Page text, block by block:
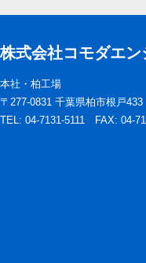
株式会社コモダエ
本社・柏工場
〒277-0831 千葉県柏市根戸433
TEL: 04-7131-5111 FAX: 04-